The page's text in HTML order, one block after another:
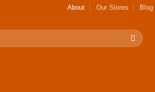
About Our Stores Blog